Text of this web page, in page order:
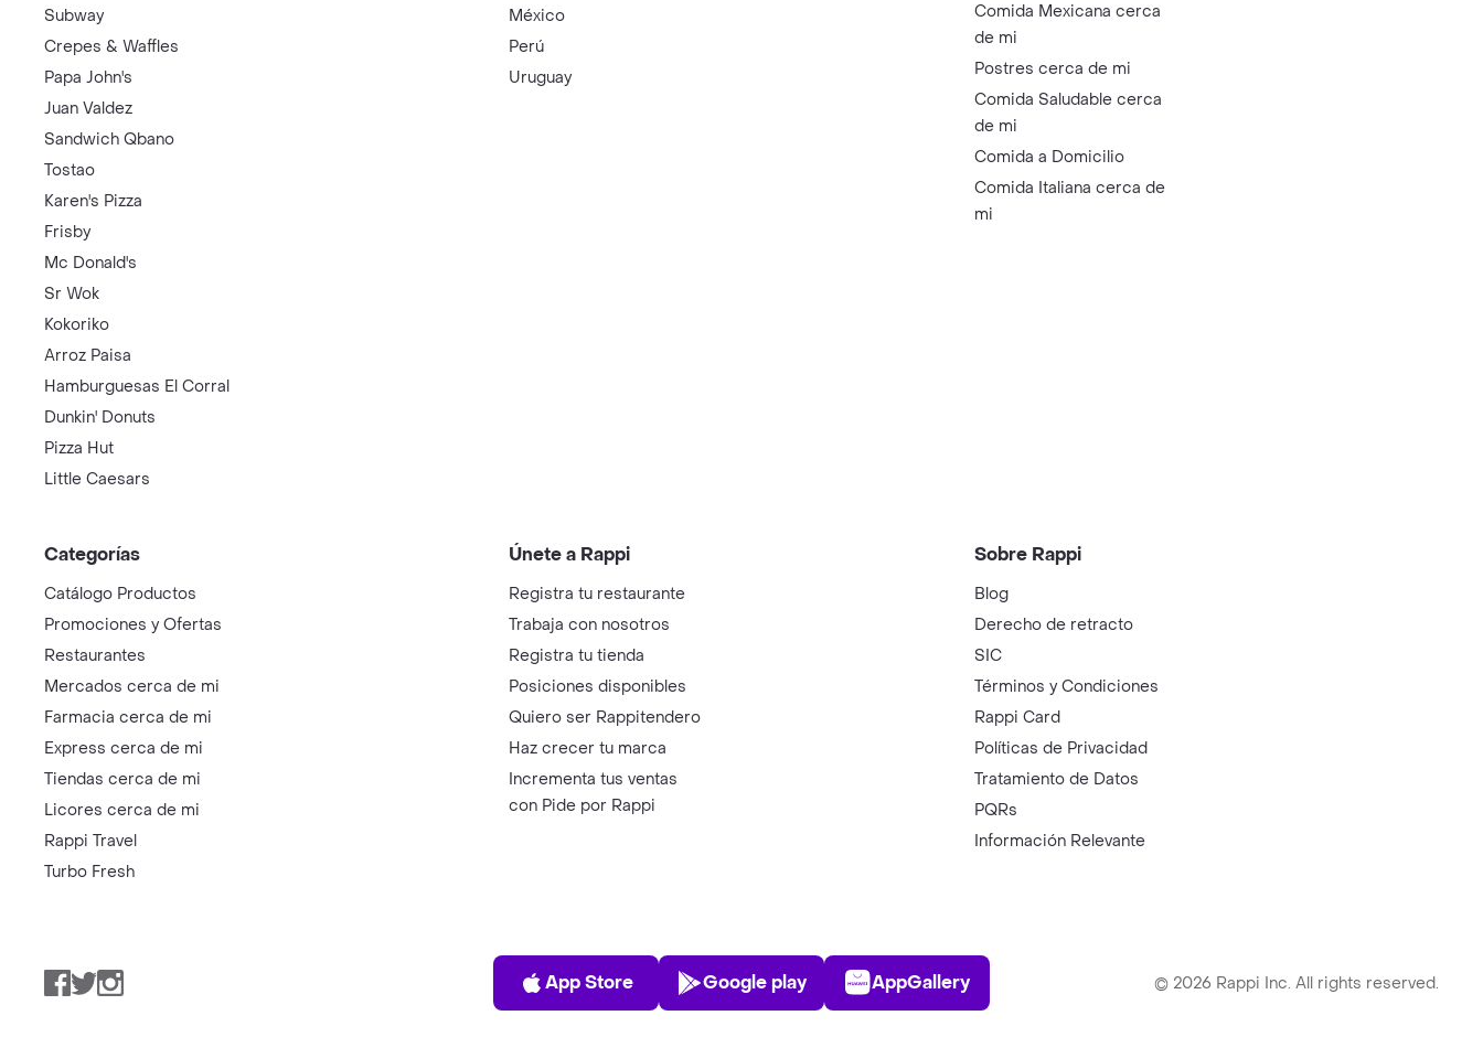
Subway
Crepes & Waffles
Papa John's
Juan Valdez
Sandwich Qbano
Tostao
Karen's Pizza
Frisby
Mc Donald's
Sr Wok
Kokoriko
Arroz Paisa
Hamburguesas El Corral
Dunkin' Donuts
Pizza Hut
Little Caesars
México
Perú
Uruguay
Comida Mexicana cerca
de mi
Postres cerca de mi
Comida Saludable cerca
de mi
Comida a Domicilio
Comida Italiana cerca de
mi
Categorías
Catálogo Productos
Promociones y Ofertas
Restaurantes
Mercados cerca de mi
Farmacia cerca de mi
Express cerca de mi
Tiendas cerca de mi
Licores cerca de mi
Rappi Travel
Turbo Fresh
Únete a Rappi
Registra tu restaurante
Trabaja con nosotros
Registra tu tienda
Posiciones disponibles
Quiero ser Rappitendero
Haz crecer tu marca
Incrementa tus ventas
con Pide por Rappi
Sobre Rappi
Blog
Derecho de retracto
SIC
Términos y Condiciones
Rappi Card
Políticas de Privacidad
Tratamiento de Datos
PQRs
Información Relevante
Facebook
TwitterInstagram
App Store
App Store
Play Store
Google play
AppGallery
AppGallery © 2026 Rappi Inc. All rights reserved.